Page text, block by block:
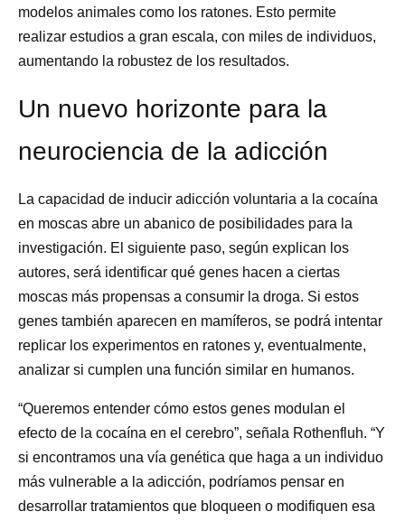
modelos animales como los ratones. Esto permite
realizar estudios a gran escala, con miles de individuos,
aumentando la robustez de los resultados.
Un nuevo horizonte para la
neurociencia de la adicción
La capacidad de inducir adicción voluntaria a la cocaína
en moscas abre un abanico de posibilidades para la
investigación. El siguiente paso, según explican los
autores, será identificar qué genes hacen a ciertas
moscas más propensas a consumir la droga. Si estos
genes también aparecen en mamíferos, se podrá intentar
replicar los experimentos en ratones y, eventualmente,
analizar si cumplen una función similar en humanos.
“Queremos entender cómo estos genes modulan el
efecto de la cocaína en el cerebro”, señala Rothenfluh. “Y
si encontramos una vía genética que haga a un individuo
más vulnerable a la adicción, podríamos pensar en
desarrollar tratamientos que bloqueen o modifiquen esa